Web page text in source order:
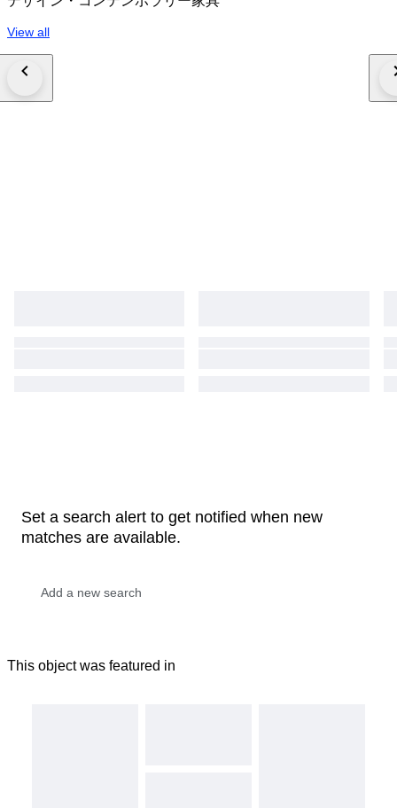
View all
Set a search alert to get notified when new
matches are available.
This object was featured in